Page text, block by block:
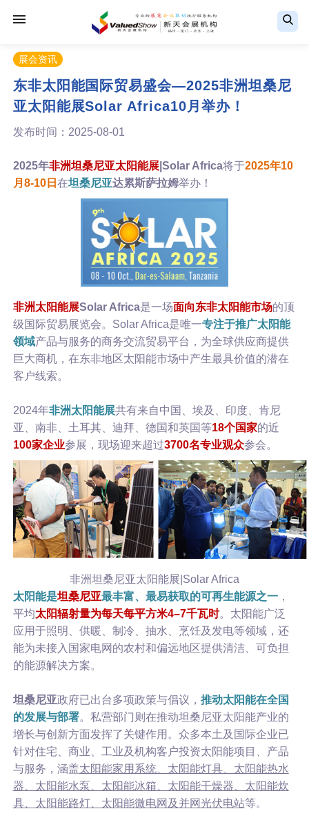
展会资讯
东非太阳能国际贸易盛会—2025非洲坦桑尼
亚太阳能展Solar Africa10月举办！
发布时间：2025-08-01
2025年非洲坦桑尼亚太阳能展|Solar Africa将于2025年10
月8-10日 在坦桑尼亚达累斯萨拉姆举办！
非洲太阳能展Solar Africa是一场面向东非太阳能市场的顶
级国际贸易展览会。Solar Africa是唯一专注于推广太阳能
领域产品与服务的商务交流贸易平台，为全球供应商提供
巨大商机，在东非地区太阳能市场中产生最具价值的潜在
客户线索。
2024年非洲太阳能展共有来自中国、埃及、印度、肯尼
亚、南非、土耳其、迪拜、德国和英国等18个国家的近
100家企业参展，现场迎来超过3700名专业观众参会。
非洲坦桑尼亚太阳能展|Solar Africa
太阳能是坦桑尼亚最丰富、最易获取的可再生能源之一，
平均太阳辐射量为每天每平方米4–7千瓦时。太阳能广泛
应用于照明、供暖、制冷、抽水、烹饪及发电等领域，还
能为未接入国家电网的农村和偏远地区提供清洁、可负担
的能源解决方案。
坦桑尼亚政府已出台多项政策与倡议， 推动太阳能在全国
的发展与部署。私营部门则在推动坦桑尼亚太阳能产业的
增长与创新方面发挥了关键作用。众多本土及国际企业已
针对住宅、商业、工业及机构客户投资太阳能项目、产品
与服务，涵盖太阳能家用系统、太阳能灯具、太阳能热水
器、太阳能水泵、太阳能冰箱、太阳能干燥器、太阳能炊
具、太阳能路灯、太阳能微电网及并网光伏电站等。